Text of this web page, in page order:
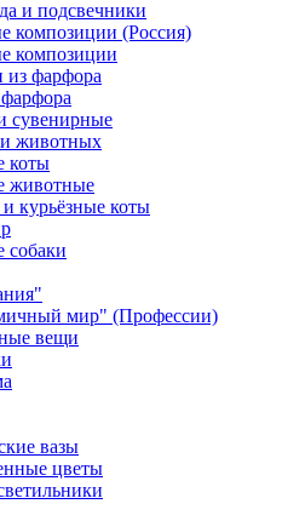
и подсвечники
композиции (Россия)
композиции
из фарфора
сувенирные
животных
коты
животные
курьёзные коты
мир" (Профессии)
вещи
вазы
цветы